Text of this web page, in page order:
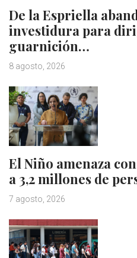
De la Espriella
investidura para
guarnición…
8 agosto, 2026
El Niño amenaza
a 3,2 millones de
7 agosto, 2026